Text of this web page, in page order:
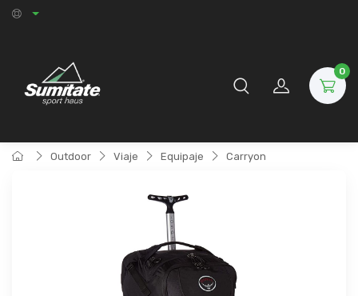
0
Outdoor Viaje Equipaje Carryon